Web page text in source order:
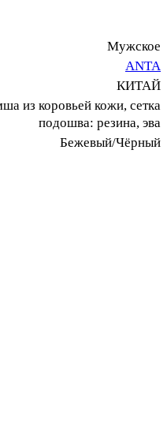
Мужское
ANTA
КИТАЙ
из коровьей кожи, сетка
подошва: резина, эва
Бежевый/Чёрный